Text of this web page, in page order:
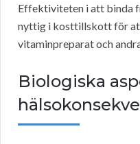
Effektiviteten i att binda
nyttig i kosttillskott för
vitaminpreparat och
Biologiska